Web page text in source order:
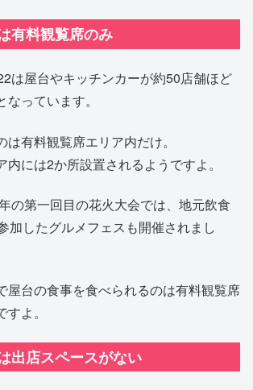
有料観覧席のみ
は屋台やキッチンカーが約50店舗ほど
っています。
有料観覧席エリア内だけ。
には2か所設置されるようですよ。
の第一回目の花火大会では、地元飲食
加したグルメフェスも開催されまし
屋台の食事を食べられるのは有料観覧席
よ。
出店スペースがない